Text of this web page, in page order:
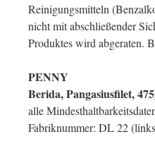
Reinigungsmitteln
nicht mit abschließender
Produktes wird abgeraten.
PENNY
Berida, Pangasiusfilet,
alle
Fabriknummer: DL 22